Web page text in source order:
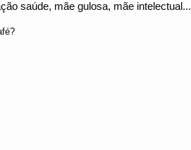
saúde, mãe gulosa, mãe intelectual...